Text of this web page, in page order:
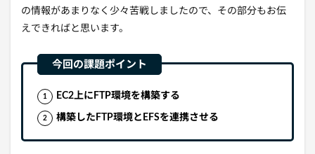
の情報があまりなく少々苦戦しましたので、その部分もお伝
えできればと思います。
EC2上にFTP環境を構築する
構築したFTP環境とEFSを連携させる